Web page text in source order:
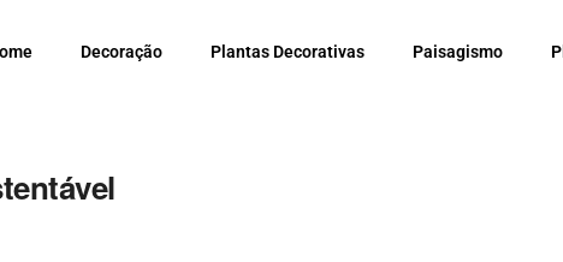
Decoração Plantas Decorativas Paisagismo